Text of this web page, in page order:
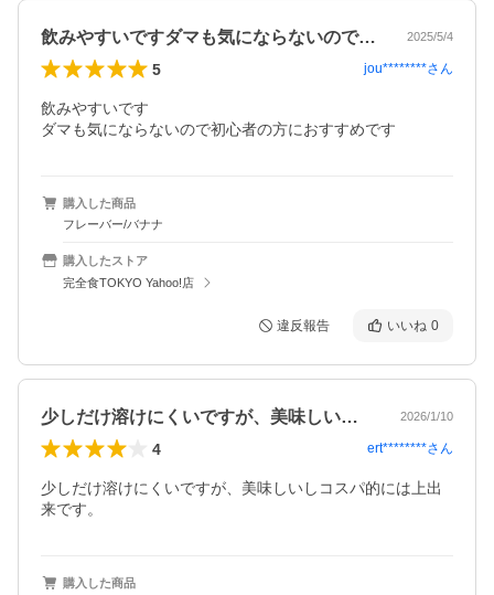
飲みやすいですダマも気にならないので初… 2025/5/4
5 jou********さん
飲みやすいです
ダマも気にならないので初心者の方におすすめです
購入した商品
フレーバー/バナナ
購入したストア
完全食TOKYO Yahoo!店
違反報告 いいね 0
少しだけ溶けにくいですが、美味しいしコ… 2026/1/10
4 ert********さん
少しだけ溶けにくいですが、美味しいしコスパ的には上出
来です。
購入した商品